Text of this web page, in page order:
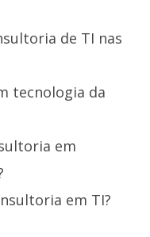
de TI nas
tecnologia da
em
em TI?